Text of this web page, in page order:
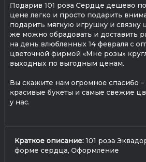
Подарив 101 роза Сердце дешево
цене легко и просто подарить
подарить мягкую игрушку и связку
же можно обрадовать и доставить
на день влюбленных 14 февраля с
цветочной фирмой «Мне розы»
выходных по выгодным ценам.
Вы скажите нам огромное спасибо –
красивые букеты и самые свежие
у нас.
Краткое описание: 101 роза
форме сердца, Оформление